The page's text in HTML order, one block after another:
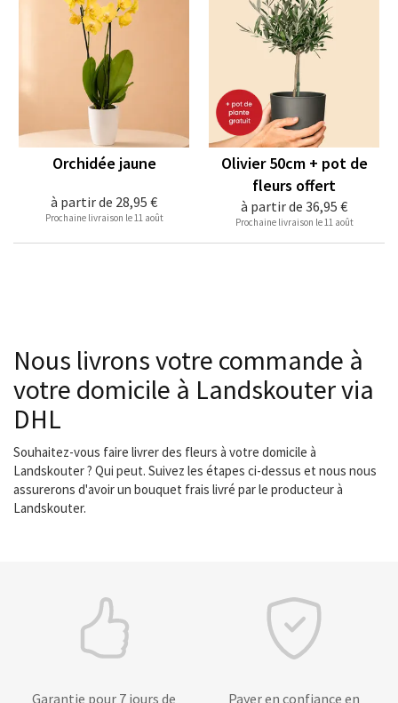
à partir de 28,95 €
Orchidée jaune
Prochaine livraison le 11 août
à partir de 36,95 €
Olivier 50cm + pot de
fleurs offert
Prochaine livraison le 11 août
Nous livrons votre commande à
votre domicile à Landskouter via
DHL
Souhaitez-vous faire livrer des fleurs à votre domicile à
Landskouter ? Qui peut. Suivez les étapes ci-dessus et nous nous
assurerons d'avoir un bouquet frais livré par le producteur à
Landskouter.
Garantie pour 7 jours de Payer en confiance en